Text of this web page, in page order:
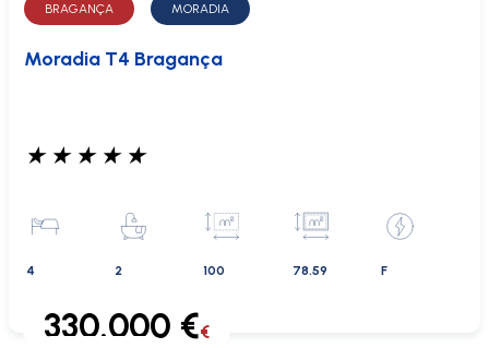
BRAGANÇA MORADIA
Moradia T4 Bragança
★ ★ ★ ★ ★
4 2 100 78.59 F
330.000 €€